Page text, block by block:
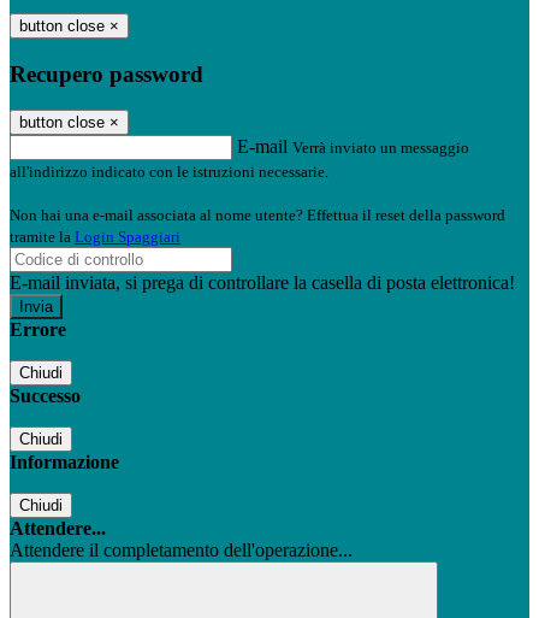
button close ×
Recupero password
button close ×
E-mail Verrà inviato un messaggio
all'indirizzo indicato con le istruzioni necessarie.
Non hai una e-mail associata al nome utente? Effettua il reset della password
tramite la Login Spaggiari
E-mail inviata, si prega di controllare la casella di posta elettronica!
Errore
Chiudi
Successo
Chiudi
Informazione
Chiudi
Attendere...
Attendere il completamento dell'operazione...